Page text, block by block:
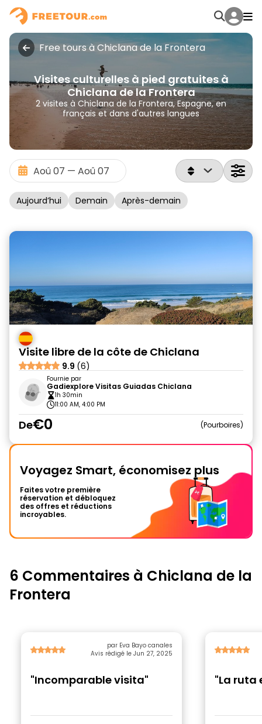
Free tours à Chiclana de la Frontera
Visites culturelles à pied gratuites à
Chiclana de la Frontera
2 visites à Chiclana de la Frontera, Espagne, en
français et dans d'autres langues
Aujourd’hui Demain Après-demain
Visite libre de la côte de Chiclana
9.9 (6)
Fournie par
Gadiexplore Visitas Guiadas Chiclana
1h 30min
11:00 AM, 4:00 PM
De€0 Pourboires
Voyagez Smart, économisez plus
Faites votre première
réservation et débloquez
des offres et réductions
incroyables.
6 Commentaires à Chiclana de la
Frontera
par Eva Bayo canales
Avis rédigé le Jun 27, 2025
"Incomparable visita" "La ruta